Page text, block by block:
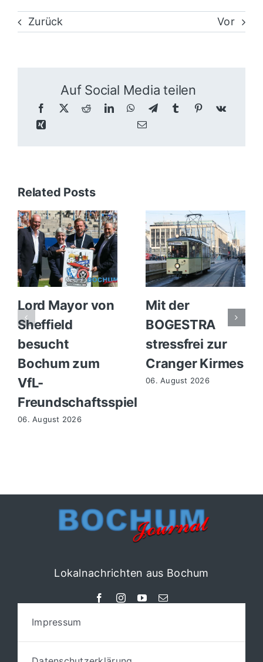
Zurück Vor
Auf Social Media teilen
Related Posts
Lord Mayor von
Sheffield
besucht
Bochum zum
VfL-
Freundschaftsspiel
06. August 2026
Mit der
BOGESTRA
stressfrei zur
Cranger Kirmes
06. August 2026
Lokalnachrichten aus Bochum
Impressum